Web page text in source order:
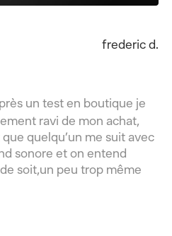
frederic d.
un test en boutique je
ravi de mon achat,
quelqu’un me suit avec
sonore et on entend
soit,un peu trop même